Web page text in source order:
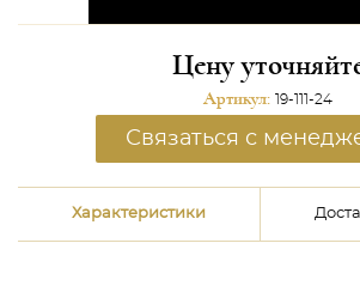
Цену
Артикул: 19-111-24
Связаться с
Характеристики